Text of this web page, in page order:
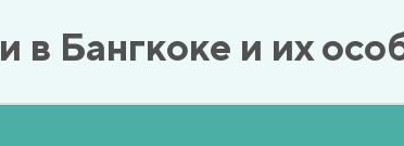
Бангкоке и их